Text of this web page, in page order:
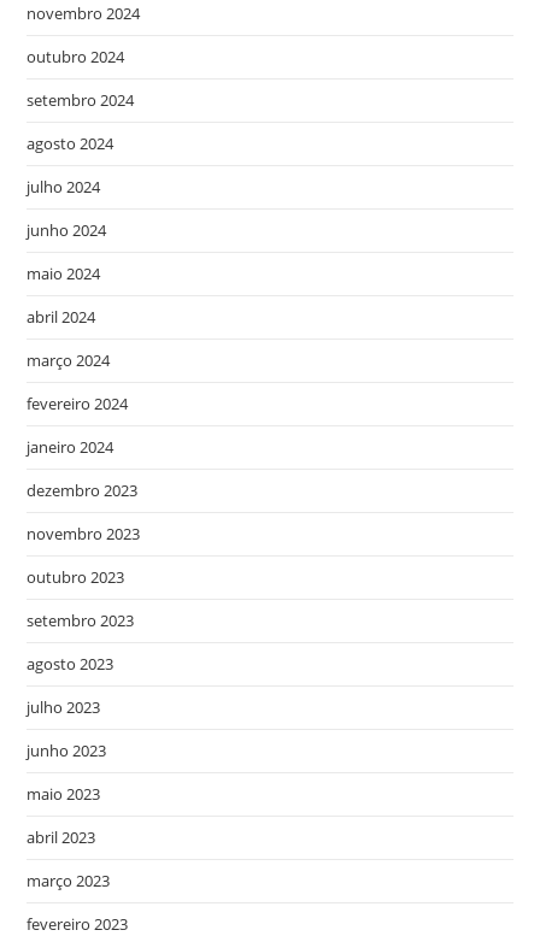
novembro 2024
outubro 2024
setembro 2024
agosto 2024
julho 2024
junho 2024
maio 2024
abril 2024
março 2024
fevereiro 2024
janeiro 2024
dezembro 2023
novembro 2023
outubro 2023
setembro 2023
agosto 2023
julho 2023
junho 2023
maio 2023
abril 2023
março 2023
fevereiro 2023